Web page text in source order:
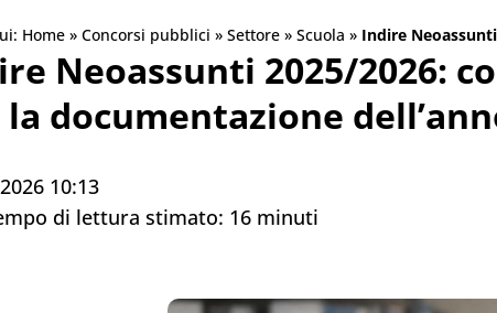
Home » Concorsi pubblici » Settore » Scuola » Indire Neoassunti
Neoassunti 2025/2026:
documentazione
10:13
di lettura stimato: 16 minuti